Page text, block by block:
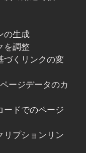
の生成
を調整
づくリンクの変
ージデータのカ
ードでのページ
リプションリン